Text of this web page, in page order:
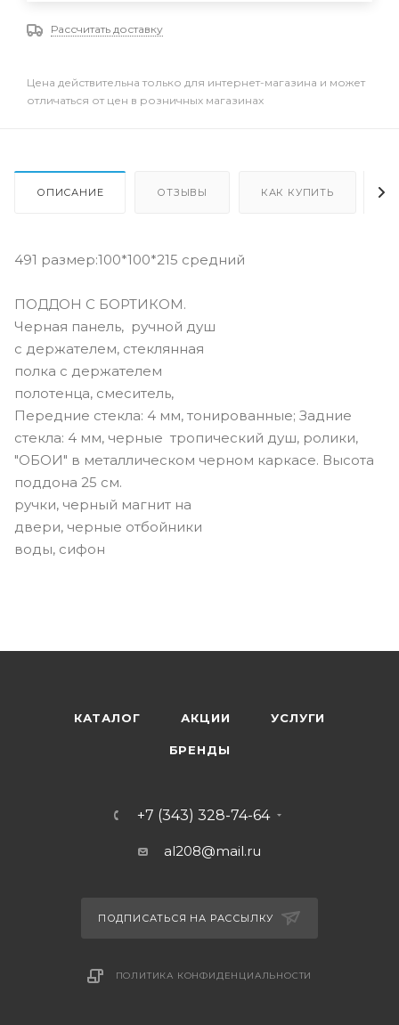
Рассчитать доставку
Цена действительна только для интернет-магазина и может
отличаться от цен в розничных магазинах
ОПИСАНИЕ ОТЗЫВЫ КАК КУПИТЬ
491 размер:100*100*215 средний
ПОДДОН С БОРТИКОМ.
Черная панель, ручной душ
с держателем, стеклянная
полка с держателем
полотенца, смеситель,
Передние стекла: 4 мм, тонированные; Задние
стекла: 4 мм, черные тропический душ, ролики,
"ОБОИ" в металлическом черном каркасе. Высота
поддона 25 см.
ручки, черный магнит на
двери, черные отбойники
воды, сифон
КАТАЛОГ АКЦИИ УСЛУГИ
БРЕНДЫ
+7 (343) 328-74-64
al208@mail.ru
ПОДПИСАТЬСЯ НА РАССЫЛКУ
ПОЛИТИКА КОНФИДЕНЦИАЛЬНОСТИ